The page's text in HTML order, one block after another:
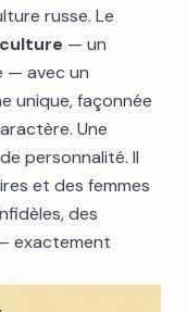
russe. Le
culture — un
— avec un
unique, façonnée
Une
personnalité. Il
et des femmes
des
exactement